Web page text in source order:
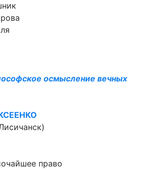
осмысление вечных
право